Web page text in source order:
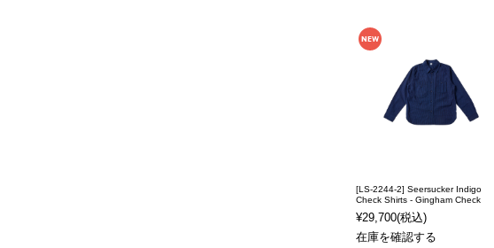
[LS-2244-2] Seersucker Indigo
Check Shirts - Gingham Check
¥29,700(税込)
在庫を確認する